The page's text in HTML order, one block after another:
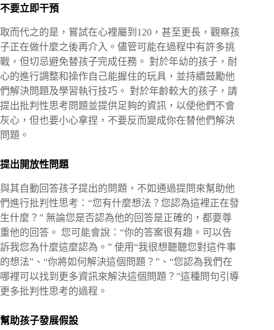
不要立即干預
取而代之的是，嘗試在心裡屬到120，甚至更長，觀察孩
子正在做什麼之後再介入。儘管可能在過程中有許多挑
戰，但切忌避免替孩子完成任務。 對於年幼的孩子，耐
心的進行調整和操作自己能握住的玩具，並持續鼓勵他
們解決問題及學習執行技巧。 對於年齡較大的孩子，請
提出批判性思考問題並提供足夠的資訊，以使他們不會
灰心，但也要小心拿捏，不要反而變成你在替他們解決
問題。
提出開放性問題
與其自動回答孩子提出的問題，不如通過提問來幫助他
們進行批判性思考：“您有什麼想法？您認為這裡正在發
生什麼？” 無論您是否認為他的回答是正確的，都要尊
重他的回答。 您可能會說：“你的答案很有趣。可以告
訴我您為什麼這麼認為。” 使用“我很想聽聽您對這件事
的想法”、“你將如何解決這個問題？”、“您認為我們在
哪裡可以找到更多資訊來解決這個問題？”這種問句引導
更多批判性思考的過程。
幫助孩子發展假設